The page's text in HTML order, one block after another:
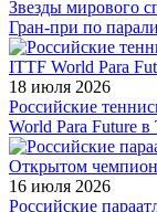
Звезды мирового
Гран-при по
18 июля 2026
Российские
World Para Future в
16 июля 2026
Российские